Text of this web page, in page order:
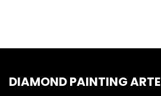
DIAMOND PAINTING ARTE